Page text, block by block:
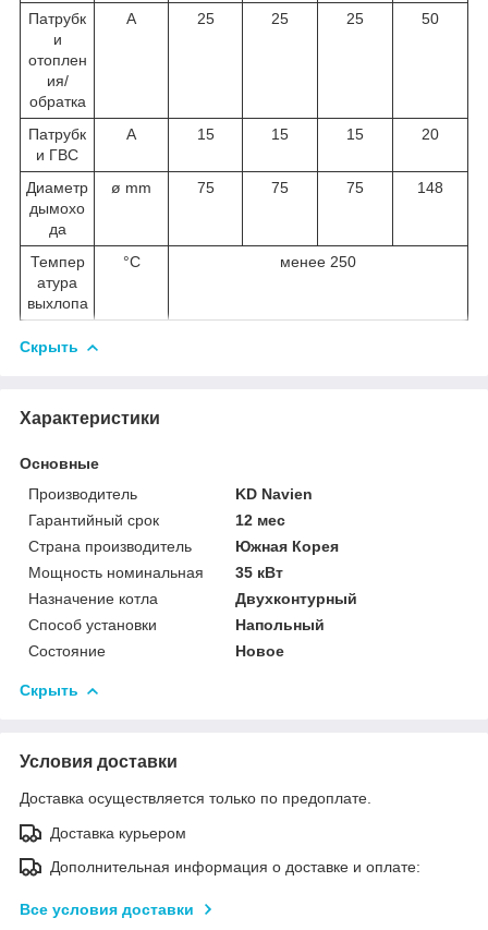
Патрубк
и
отоплен
ия/
обратка
A 25 25 25 50
Патрубк
и ГВС
A 15 15 15 20
Диаметр
дымохо
да
ø mm 75 75 75 148
Темпер
атура
выхлопа
°C менее 250
Скрыть
Характеристики
Основные
Производитель
KD Navien
Гарантийный срок
12 мес
Страна производитель
Южная Корея
Мощность номинальная
35 кВт
Назначение котла
Двухконтурный
Способ установки
Напольный
Состояние
Новое
Скрыть
Условия доставки
Доставка осуществляется только по предоплате.
Доставка курьером
Дополнительная информация о доставке и оплате:
Все условия доставки